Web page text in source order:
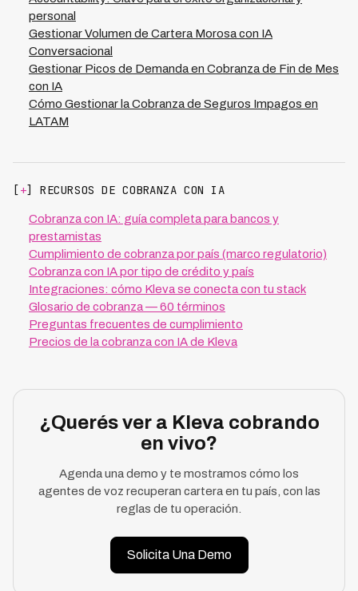
antes de la implementación, revísalas mensualmente
durante los primeros seis meses y ajusta tu estrategia
de comunicación según los resultados observados.
personal
Gestionar Volumen de Cartera Morosa con IA
Conversacional
Gestionar Picos de Demanda en Cobranza de Fin de Mes
con IA
Cómo Gestionar la Cobranza de Seguros Impagos en
LATAM
[ +] RECURSOS DE COBRANZA CON IA
Cobranza con IA: guía completa para bancos y
prestamistas
Cumplimiento de cobranza por país (marco regulatorio)
Cobranza con IA por tipo de crédito y país
Integraciones: cómo Kleva se conecta con tu stack
Glosario de cobranza — 60 términos
Preguntas frecuentes de cumplimiento
Precios de la cobranza con IA de Kleva
¿Querés ver a Kleva cobrando
en vivo?
Agenda una demo y te mostramos cómo los
agentes de voz recuperan cartera en tu país, con las
reglas de tu operación.
Solicita Una Demo